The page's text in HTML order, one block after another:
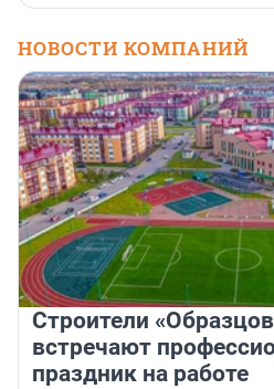
НОВОСТИ КОМПАНИЙ
Строители
встречают
праздник на работе